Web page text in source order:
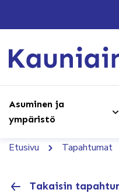
Asuminen ja
ympäristö
Etusivu Tapahtumat
Takaisin